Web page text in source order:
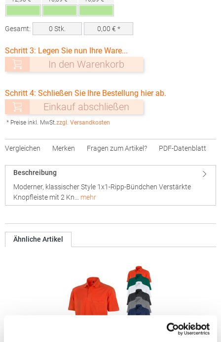
Gesamt: 0 Stk. 0,00 € *
Schritt 3: Legen Sie nun Ihre Ware...
In den Warenkorb
Schritt 4: Schließen Sie Ihre Bestellung hier ab.
Einkauf abschließen
* Preise inkl. MwSt.zzgl. Versandkosten
Vergleichen Merken Fragen zum Artikel? PDF-Datenblatt
Beschreibung
Moderner, klassischer Style 1x1-Ripp-Bündchen Verstärkte
Knopfleiste mit 2 Kn… mehr
Ähnliche Artikel